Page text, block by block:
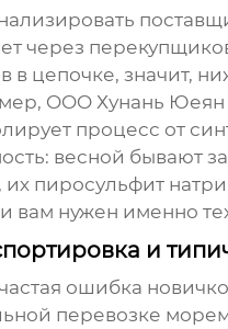
через
в цепочке, значит,
OOO Хунань
процесс от
весной бывают
их пиросульфит
вам нужен именно
и
ошибка
перевозке